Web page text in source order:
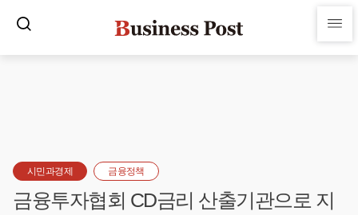
시민과경제 금융정책
금융투자협회 CD금리 산출기관으로 지